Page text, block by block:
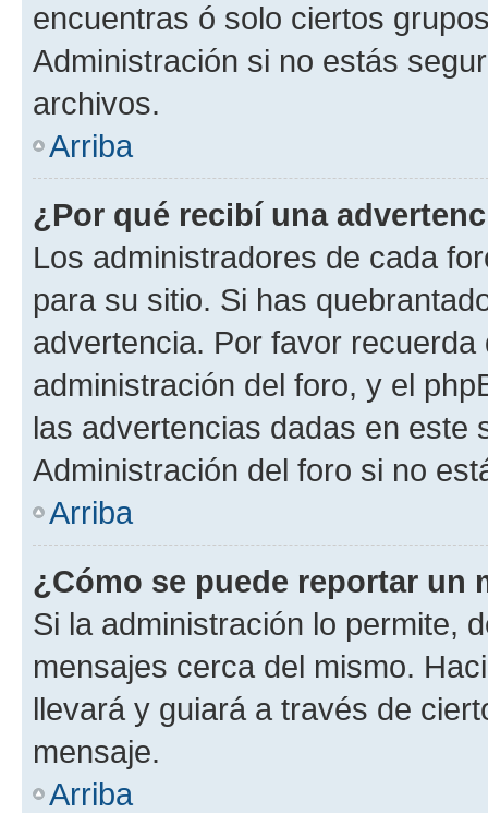
encuentras ó solo ciertos
Administración si no estás
archivos.
Arriba
¿Por qué recibí una
Los administradores de cada
para su sitio. Si has
advertencia. Por favor
administración del foro, y el
las advertencias dadas en este
Administración del foro si no
Arriba
¿Cómo se puede reportar un
Si la administración lo permite,
mensajes cerca del mismo.
llevará y guiará a través de
mensaje.
Arriba